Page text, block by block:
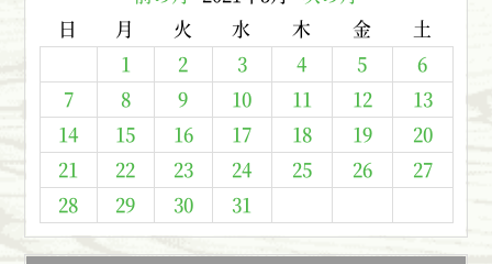
日
月 火 水 木 金
土
1
2 3 4 5
6
7
8 9 10 11 12
13
14
15 16 17 18 19
20
21
22 23 24 25 26
27
28
29 30 31